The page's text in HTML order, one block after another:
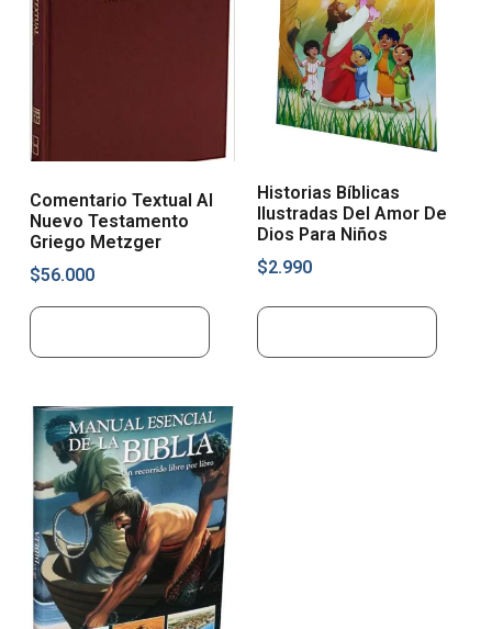
Comentario Textual Al
Nuevo Testamento
Griego Metzger
$56.000
Historias Bíblicas
Ilustradas Del Amor De
Dios Para Niños
$2.990